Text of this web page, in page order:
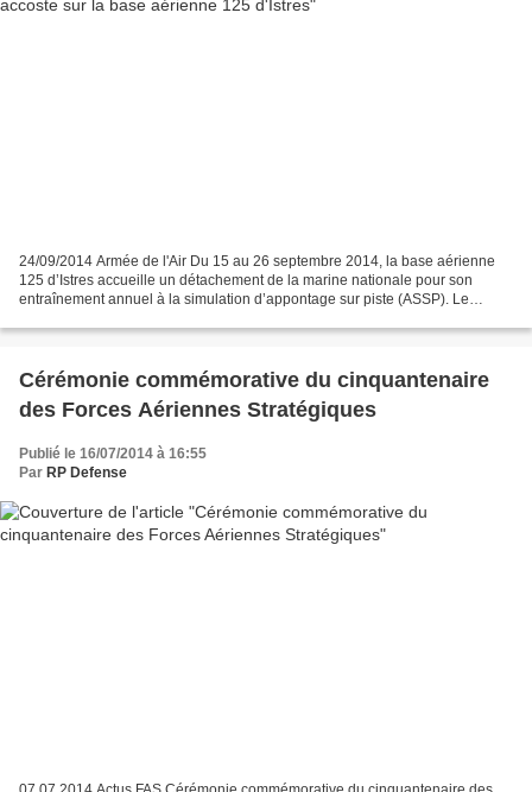
24/09/2014 Armée de l'Air Du 15 au 26 septembre 2014, la base aérienne
125 d’Istres accueille un détachement de la marine nationale pour son
entraînement annuel à la simulation d’appontage sur piste (ASSP). Le
Cérémonie commémorative du cinquantenaire
des Forces Aériennes Stratégiques
Publié le 16/07/2014 à 16:55
Par RP Defense